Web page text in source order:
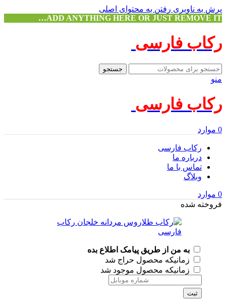
پرش به ناوبری رفتن به محتوای اصلی
ADD ANYTHING HERE OR JUST REMOVE IT…
رکاب فارسی
جستجو
منو
رکاب فارسی
0 موارد
رکاب فارسی
درباره ما
تماس با ما
وبلاگ
0 موارد
فروخته شده
به من از طریق پیامک اطلاع بده
زمانیکه محصول حراج شد
زمانیکه محصول موجود شد
ثبت